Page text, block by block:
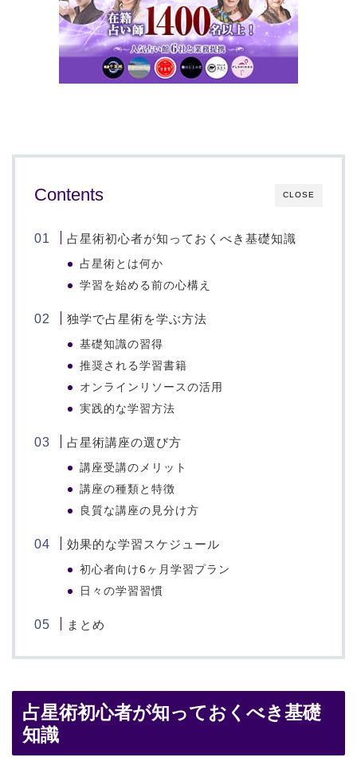
CLOSE
Contents
占星術初心者が知っておくべき基礎知識
占星術とは何か
学習を始める前の心構え
独学で占星術を学ぶ方法
基礎知識の習得
推奨される学習書籍
オンラインリソースの活用
実践的な学習方法
占星術講座の選び方
講座受講のメリット
講座の種類と特徴
良質な講座の見分け方
効果的な学習スケジュール
初心者向け6ヶ月学習プラン
日々の学習習慣
まとめ
占星術初心者が知っておくべき基礎
知識